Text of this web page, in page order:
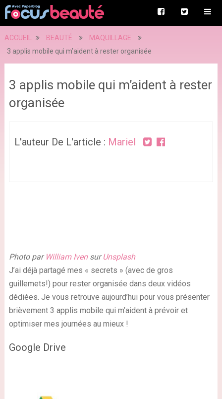
ACCUEIL BEAUTÉ
MAQUILLAGE
3 applis mobile qui m’aident à rester organisée
3 applis mobile qui m’aident à rester
organisée
L'auteur De L'article : Mariel
Photo par William Ivensur Unsplash
J’ai déjà partagé mes « secrets » (avec de gros
guillemets!) pour rester organisée dans deux vidéos
dédiées. Je vous retrouve aujourd’hui pour vous présenter
brièvement 3 applis mobile qui m’aident à prévoir et
optimiser mes journées au mieux !
Google Drive